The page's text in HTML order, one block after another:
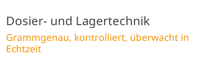
Dosier- und Lagertechnik
Grammgenau, kontrolliert, überwacht in
Echtzeit